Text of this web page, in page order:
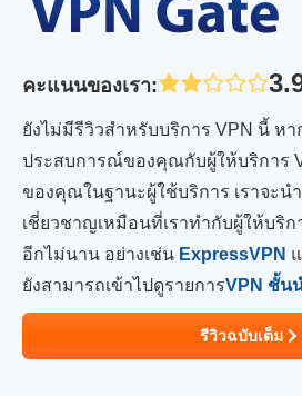
คะแนนของเรา:
ยังไม่มีรีวิวสำหรับบริการ VPN นี้ ห
ประสบการณ์ของคุณกับผู้ให้บริการ
ของคุณในฐานะผู้ใช้บริการ เราจะน
เชี่ยวชาญเหมือนที่เราทำกับผู้ให้บริ
อีกไม่นาน อย่างเช่น ExpressVPN
ยังสามารถเข้าไปดูรายการVPN ชั้น
รีวิวฉบับเต็ม